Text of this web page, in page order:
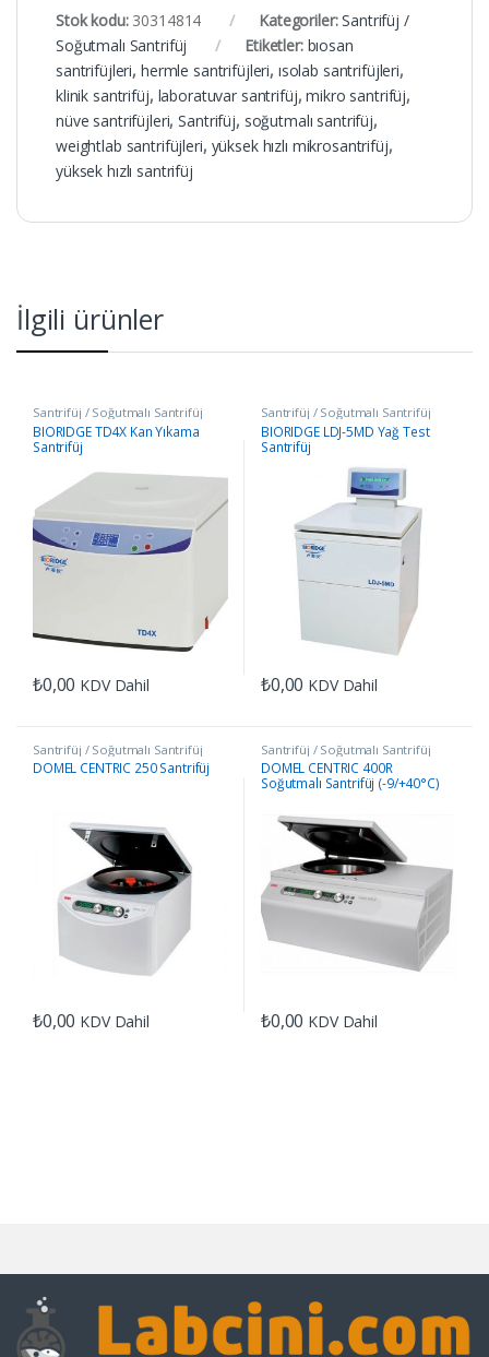
Stok kodu: 30314814 Kategoriler:Santrifüj /
Soğutmalı Santrifüj
Etiketler: bıosan
santrifüjleri, hermle santrifüjleri, ısolab santrifüjleri,
klinik santrifüj, laboratuvar santrifüj,mikro santrifüj,
nüve santrifüjleri,Santrifüj, soğutmalı santrifüj,
weightlab santrifüjleri, yüksek hızlı mikrosantrifüj,
yüksek hızlı santrifüj
İlgili ürünler
Santrifüj / Soğutmalı Santrifüj
BIORIDGE TD4X Kan Yıkama
Santrifüj
₺0,00 KDV Dahil
Santrifüj / Soğutmalı Santrifüj
BIORIDGE LDJ-5MD Yağ Test
Santrifüj
₺0,00 KDV Dahil
Santrifüj / Soğutmalı Santrifüj
DOMEL CENTRIC 250 Santrifüj
₺0,00 KDV Dahil
Santrifüj / Soğutmalı Santrifüj
DOMEL CENTRIC 400R
Soğutmalı Santrifüj (-9/+40°C)
₺0,00 KDV Dahil